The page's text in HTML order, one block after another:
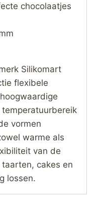
chocolaatjes
Silikomart
flexibele
vormen
warme als
van de
cakes en
lossen.